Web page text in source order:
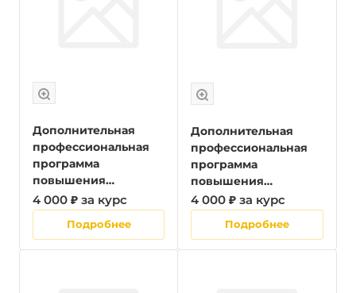
Дополнительная
профессиональная
программа
повышения
квалификации для
лиц, на которых
возложена трудовая
функция по
4 000 ₽ за курс
Подробнее
Дополнительная
профессиональная
программа
повышения
квалификации для
руководителей
организаций, лиц,
назначенных
4 000 ₽ за курс
Подробнее